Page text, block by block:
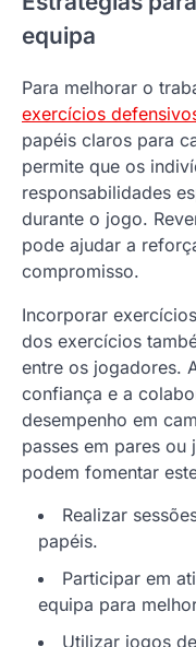
equipa
Para melhorar o
exercícios
papéis claros para
permite que os
responsabilidades
durante o jogo.
pode ajudar a
compromisso.
Incorporar
dos exercícios
entre os jogadores.
confiança e a
desempenho em
passes em pares ou
podem fomentar
Realizar
papéis.
Participar em
equipa para
Utilizar jogos